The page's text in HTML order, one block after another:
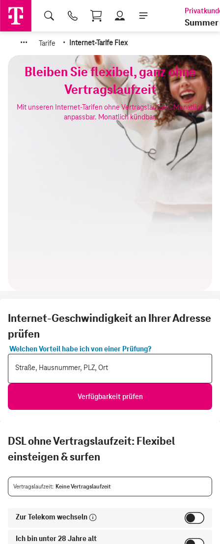
Shopping Cart
Summer
··· Tarife · Internet-Tarife Flex
Bleiben Sie flexibel, ganz ohne
Vertragslaufzeit
Mit unseren Internet-Tarifen ohne Vertragslaufzeit. Monatlich
anpassbar. Monatlich kündbar.
Internet-Geschwindigkeit an Ihrer Adresse
prüfen
Welchen Vorteil habe ich von einer Prüfung?
Straße, Hausnummer, PLZ, Ort
Verfügbarkeit prüfen
DSL ohne Vertragslaufzeit: Flexibel
einsteigen & surfen
Vertragslaufzeit Keine Vertragslaufzeit
Zur Telekom wechseln
Ich bin unter 28 Jahre alt